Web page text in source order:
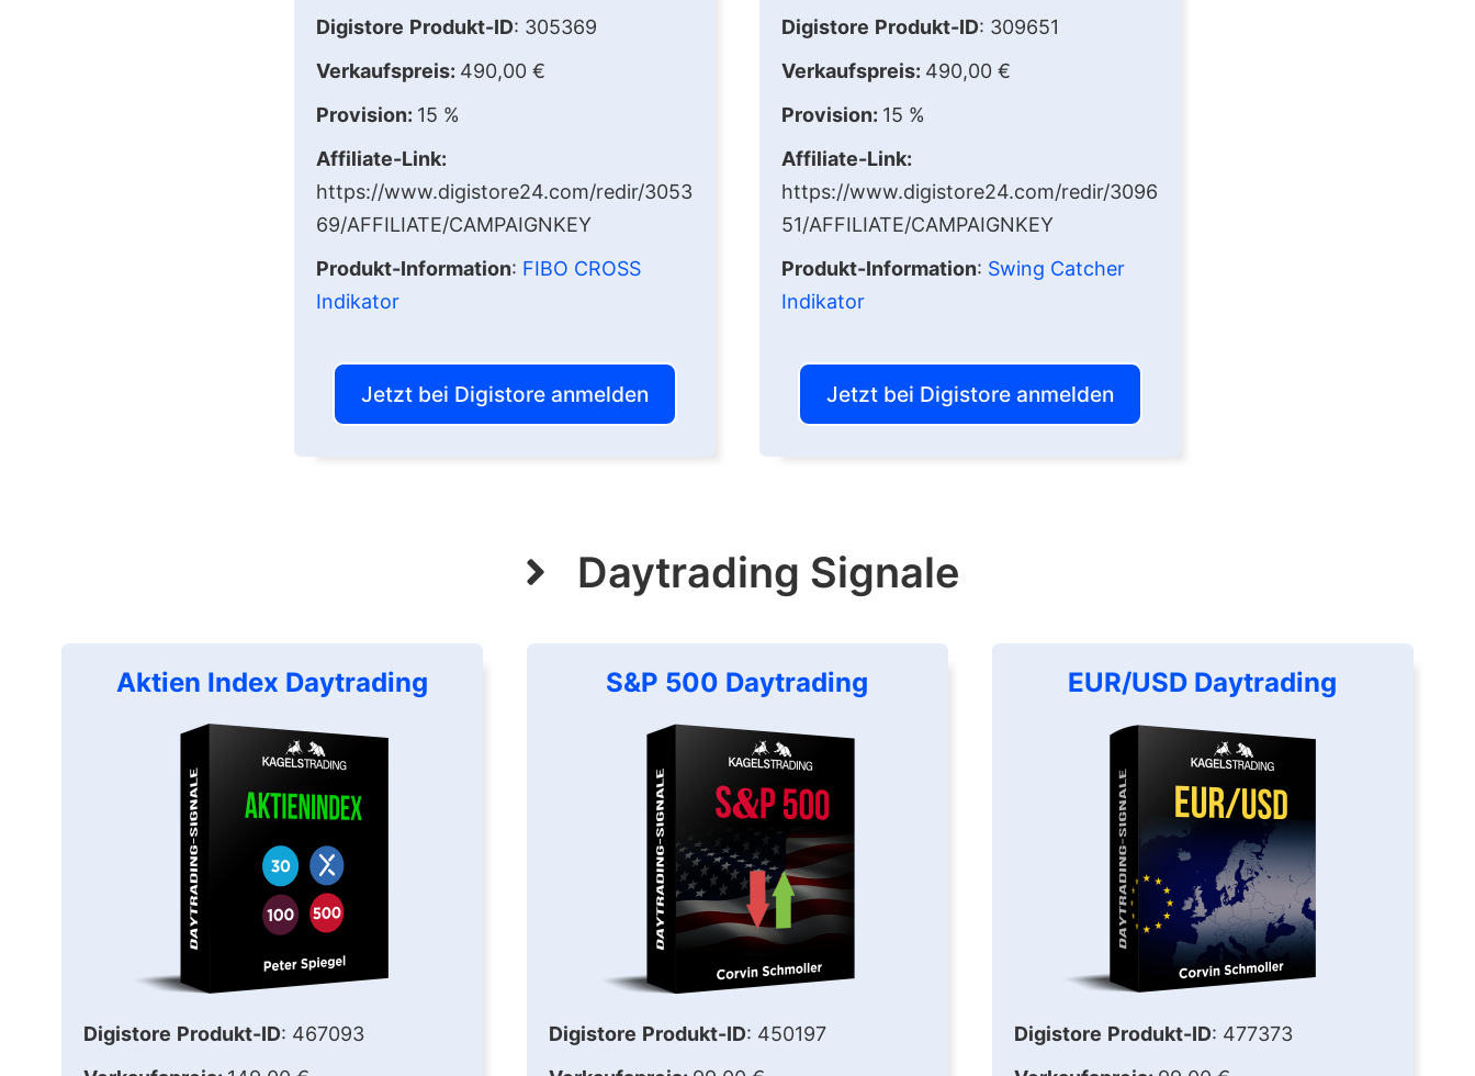
Digistore Produkt-ID: 305369
Verkaufspreis: 490,00 €
Provision: 15 %
Affiliate-Link:
https://www.digistore24.com/redir/3053
69/AFFILIATE/CAMPAIGNKEY
Produkt-Information: FIBO CROSS
Indikator
Jetzt bei Digistore anmelden
Digistore Produkt-ID: 309651
Verkaufspreis: 490,00 €
Provision: 15 %
Affiliate-Link:
https://www.digistore24.com/redir/3096
51/AFFILIATE/CAMPAIGNKEY
Produkt-Information: Swing Catcher
Indikator
Jetzt bei Digistore anmelden
Daytrading Signale
Aktien Index Daytrading
Digistore Produkt-ID: 467093
S&P 500 Daytrading
Digistore Produkt-ID: 450197
EUR/USD Daytrading
Digistore Produkt-ID: 477373